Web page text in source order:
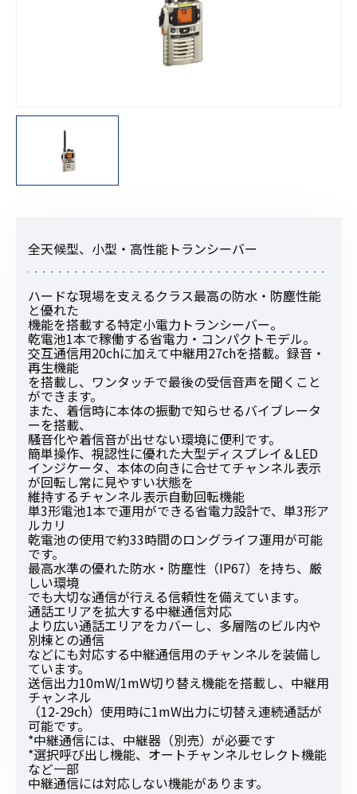
全天候型、小型・高性能トランシーバー
ハードな現場を支えるクラス最高の防水・防塵性能
と優れた
機能を搭載する特定小電力トランシーバー。
乾電池1本で稼働する省電力・コンパクトモデル。
交互通信用20chに加えて中継用27chを搭載。録音・
再生機能
を搭載し、ワンタッチで最後の受信音声を聞くこと
ができます。
また、着信時に本体の振動で知らせるバイブレータ
ーを搭載、
騒音化や着信音が出せない環境に便利です。
簡単操作、視認性に優れた大型ディスプレイ＆LED
インジケータ、本体の向きに合せてチャンネル表示
が回転し常に見やすい状態を
維持するチャンネル表示自動回転機能
単3形電池1本で運用ができる省電力設計で、単3形ア
ルカリ
乾電池の使用で約33時間のロングライフ運用が可能
です。
最高水準の優れた防水・防塵性（IP67）を持ち、厳
しい環境
でも大切な通信が行える信頼性を備えています。
通話エリアを拡大する中継通信対応
より広い通話エリアをカバーし、多層階のビル内や
別棟との通信
などにも対応する中継通信用のチャンネルを装備し
ています。
送信出力10mW/1mW切り替え機能を搭載し、中継用
チャンネル
（12-29ch）使用時に1mW出力に切替え連続通話が
可能です。
*中継通信には、中継器（別売）が必要です
*選択呼び出し機能、オートチャンネルセレクト機能
など一部
中継通信には対応しない機能があります。